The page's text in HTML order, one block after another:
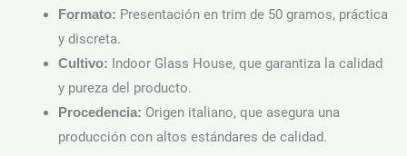
Formato: Presentación en trim de 50 gramos, práctica
y discreta.
Cultivo: Indoor Glass House, que garantiza la calidad
y pureza del producto.
Procedencia: Origen italiano, que asegura una
producción con altos estándares de calidad.